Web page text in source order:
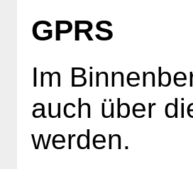
GPRS
Im
auch über
werden.